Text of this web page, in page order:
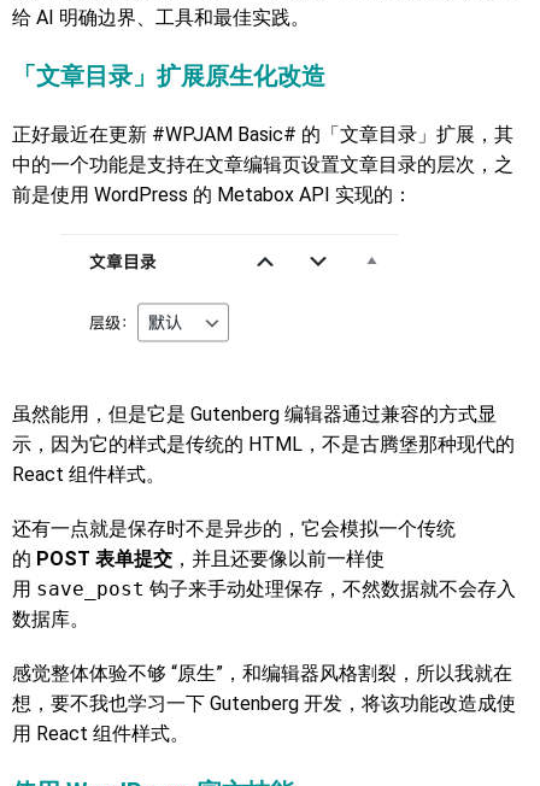
给 AI 明确边界、工具和最佳实践。
「文章目录」扩展原生化改造
正好最近在更新 #WPJAM Basic# 的「文章目录」扩展，其
中的一个功能是支持在文章编辑页设置文章目录的层次，之
前是使用 WordPress 的 Metabox API 实现的：
虽然能用，但是它是 Gutenberg 编辑器通过兼容的方式显
示，因为它的样式是传统的 HTML，不是古腾堡那种现代的
React 组件样式。
还有一点就是保存时不是异步的，它会模拟一个传统
的 POST 表单提交 ，并且还要像以前一样使
用 save_post 钩子来手动处理保存，不然数据就不会存入
数据库。
感觉整体体验不够 “原生”，和编辑器风格割裂，所以我就在
想，要不我也学习一下 Gutenberg 开发，将该功能改造成使
用 React 组件样式。